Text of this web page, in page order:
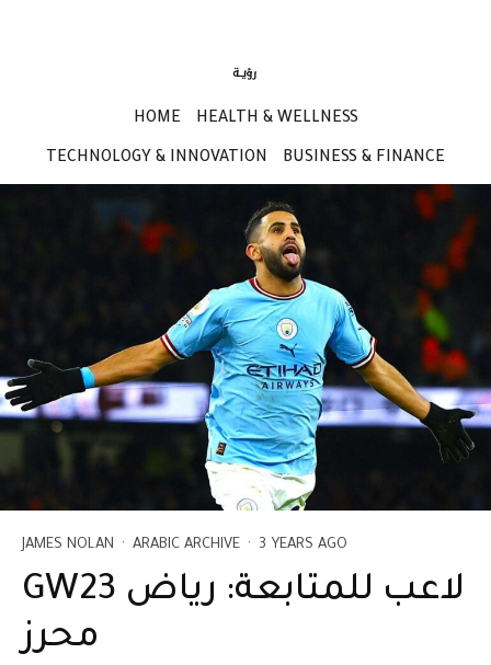
HOME HEALTH & WELLNESS
TECHNOLOGY & INNOVATION BUSINESS & FINANCE
JAMES NOLAN · ARABIC ARCHIVE · 3 YEARS AGO
GW23 لاعب للمتابعة: رياض
محرز